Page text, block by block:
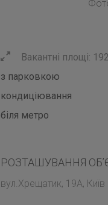
Вакантні площі:
з парковкою
кондиціювання
біля метро
РОЗТАШУВАННЯ
вул.Хрещатик, 19А, Київ